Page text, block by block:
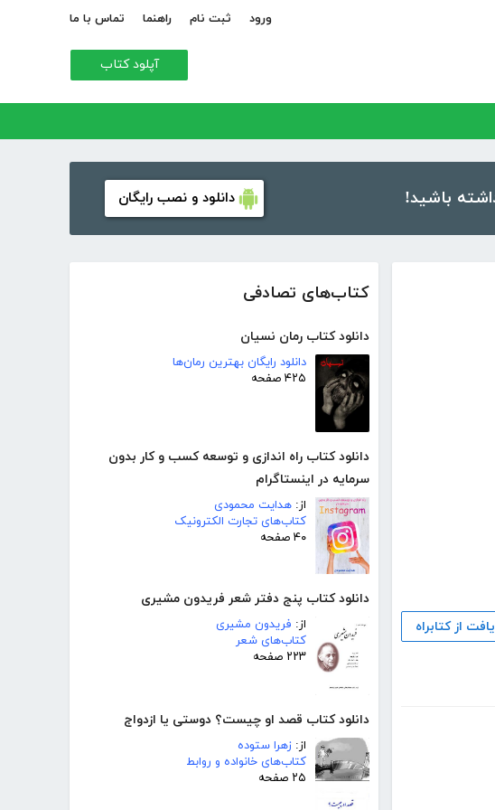
ورود ثبت نام راهنما تماس با ما
آپلود کتاب
دانلود و نصب رایگان
کتاب‌های تصادفی
دانلود کتاب رمان نسیان
دانلود رایگان بهترین رمان‌ها
۴۲۵ صفحه
دانلود کتاب راه اندازی و توسعه کسب و کار بدون
سرمایه در اینستاگرام
از: هدایت محمودی
کتاب‌های تجارت الکترونیک
۴۰ صفحه
دانلود کتاب پنج دفتر شعر فریدون مشیری
از: فریدون مشیری
کتاب‌های شعر
۲۲۳ صفحه
دانلود کتاب قصد او چیست؟ دوستی یا ازدواج
از: زهرا ستوده
کتاب‌های خانواده و روابط
۲۵ صفحه
از کتابراه